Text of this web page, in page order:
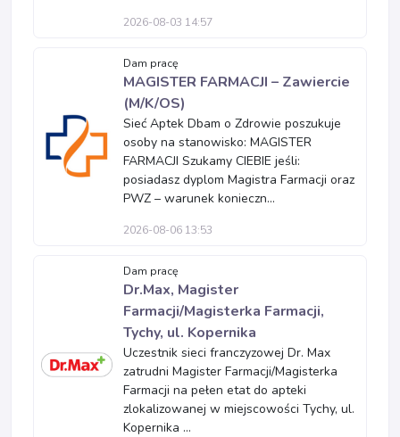
2026-08-03 14:57
Dam pracę
MAGISTER FARMACJI – Zawiercie
(M/K/OS)
Sieć Aptek Dbam o Zdrowie poszukuje
osoby na stanowisko: MAGISTER
FARMACJI Szukamy CIEBIE jeśli:
posiadasz dyplom Magistra Farmacji oraz
PWZ – warunek konieczn...
2026-08-06 13:53
Dam pracę
Dr.Max, Magister
Farmacji/Magisterka Farmacji,
Tychy, ul. Kopernika
Uczestnik sieci franczyzowej Dr. Max
zatrudni Magister Farmacji/Magisterka
Farmacji na pełen etat do apteki
zlokalizowanej w miejscowości Tychy, ul.
Kopernika ...